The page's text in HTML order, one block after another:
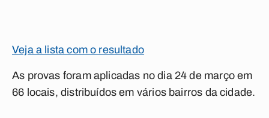
Veja a lista com o resultado
As provas foram aplicadas no dia 24 de março em
66 locais, distribuídos em vários bairros da cidade.